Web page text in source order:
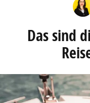
Das sind